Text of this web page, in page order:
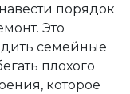
порядок
Это
семейные
плохого
которое